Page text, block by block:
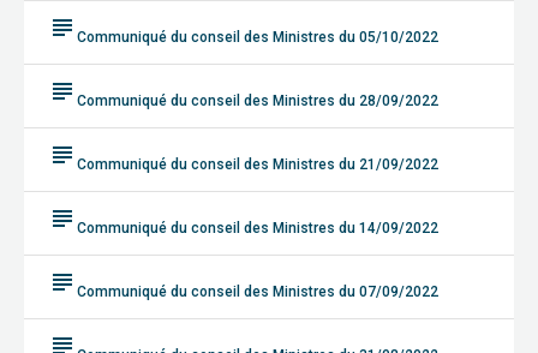
subject Communiqué du conseil des Ministres du 05/10/2022
subject Communiqué du conseil des Ministres du 28/09/2022
subject Communiqué du conseil des Ministres du 21/09/2022
subject Communiqué du conseil des Ministres du 14/09/2022
subject Communiqué du conseil des Ministres du 07/09/2022
subject